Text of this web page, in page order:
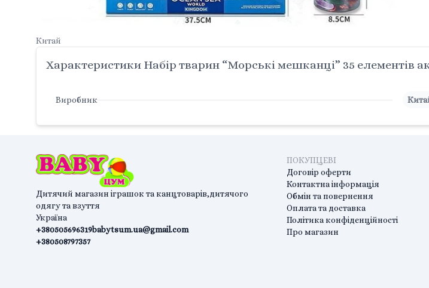
Китай
Характеристики Набір тварин “Морські мешканці” 35 елементів
Виробник
Дитячий магазин іграшок та канцтоварів,дитячого
одягу та взуття
Україна
+380505696319
+380508797357
babytsum.ua@gmail.com
ПОКУПЦЕВІ
Договір оферти
Контактна інформація
Обмін та повернення
Оплата та доставка
Політика конфіденційності
Про магазин